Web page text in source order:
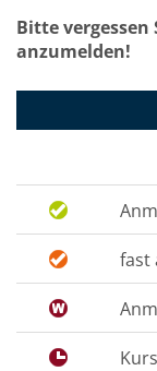
Bitte
anzumelden!
fast